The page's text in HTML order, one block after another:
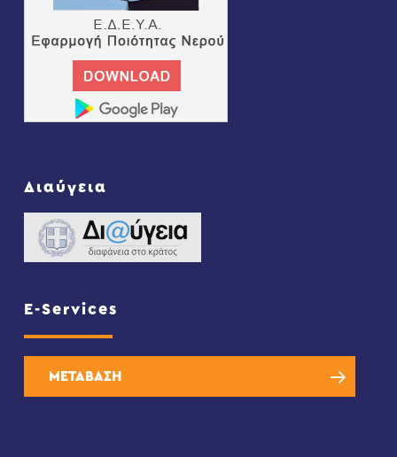
Διαύγεια
E-Services
ΜΕΤΑΒΑΣΗ